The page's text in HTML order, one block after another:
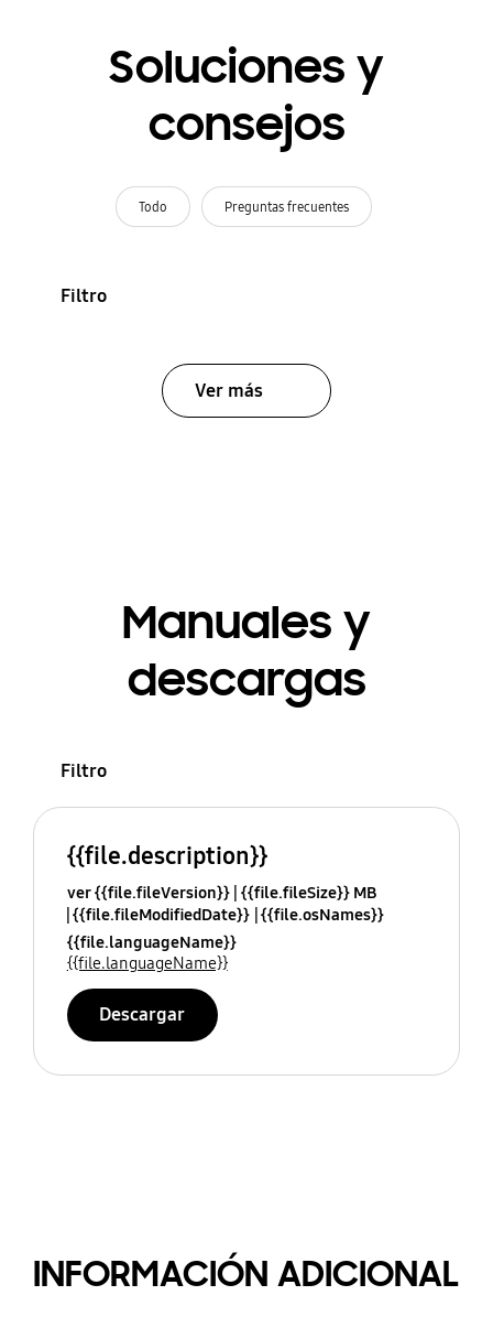
Soluciones y
consejos
Todo Preguntas frecuentes
Filtro
Ver más
Manuales y
descargas
Filtro
{{file.description}}
ver {{file.fileVersion}} {{file.fileSize}} MB
{{file.fileModifiedDate}} {{file.osNames}}
{{file.languageName}}
{{file.languageName}}
Descargar
INFORMACIÓN ADICIONAL